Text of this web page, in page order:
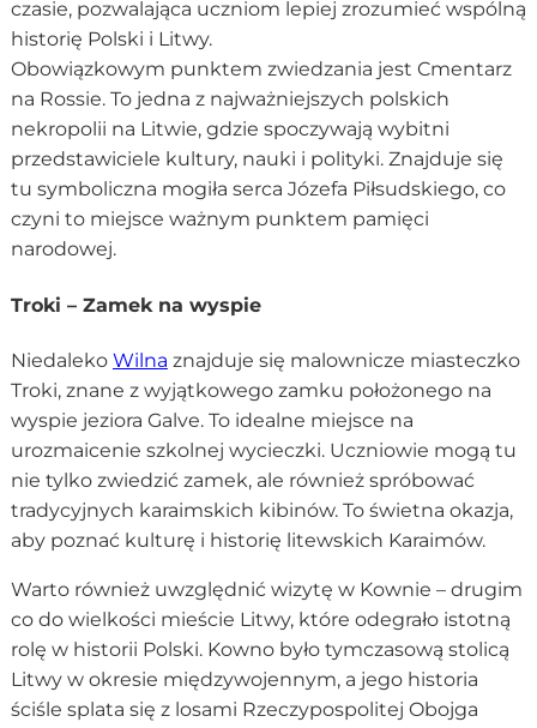
czasie, pozwalająca uczniom lepiej zrozumieć wspólną
historię Polski i Litwy.
Obowiązkowym punktem zwiedzania jest Cmentarz
na Rossie. To jedna z najważniejszych polskich
nekropolii na Litwie, gdzie spoczywają wybitni
przedstawiciele kultury, nauki i polityki. Znajduje się
tu symboliczna mogiła serca Józefa Piłsudskiego, co
czyni to miejsce ważnym punktem pamięci
narodowej.
Troki – Zamek na wyspie
Niedaleko Wilna znajduje się malownicze miasteczko
Troki, znane z wyjątkowego zamku położonego na
wyspie jeziora Galve. To idealne miejsce na
urozmaicenie szkolnej wycieczki. Uczniowie mogą tu
nie tylko zwiedzić zamek, ale również spróbować
tradycyjnych karaimskich kibinów. To świetna okazja,
aby poznać kulturę i historię litewskich Karaimów.
Warto również uwzględnić wizytę w Kownie – drugim
co do wielkości mieście Litwy, które odegrało istotną
rolę w historii Polski. Kowno było tymczasową stolicą
Litwy w okresie międzywojennym, a jego historia
ściśle splata się z losami Rzeczypospolitej Obojga